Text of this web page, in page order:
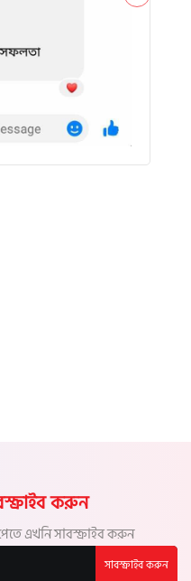
করুন
এখনি সাবস্ক্রাইব করুন
সাবস্ক্রাইব করুন